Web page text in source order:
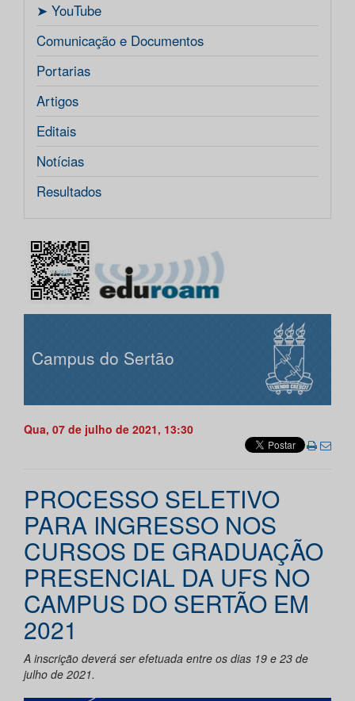
ㅤ➤ YouTube
Comunicação e Documentos
Portarias
Artigos
Editais
Notícias
Resultados
Campus do Sertão
Qua, 07 de julho de 2021, 13:30
PROCESSO SELETIVO
PARA INGRESSO NOS
CURSOS DE GRADUAÇÃO
PRESENCIAL DA UFS NO
CAMPUS DO SERTÃO EM
2021
A inscrição deverá ser efetuada entre os dias 19 e 23 de
julho de 2021.